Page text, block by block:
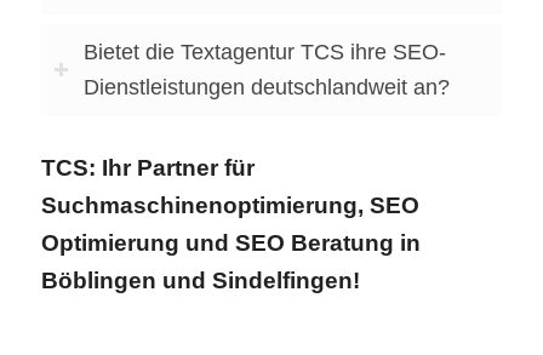
Bietet die Textagentur TCS ihre SEO-
Dienstleistungen deutschlandweit an?
TCS: Ihr Partner für
Suchmaschinenoptimierung, SEO
Optimierung und SEO Beratung in
Böblingen und Sindelfingen!